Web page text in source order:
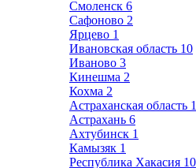
Смоленск 6
Сафоново 2
Ярцево 1
Ивановская область 10
Иваново 3
Кинешма 2
Кохма 2
Астраханская область
Астрахань 6
Ахтубинск 1
Камызяк 1
Республика Хакасия 10